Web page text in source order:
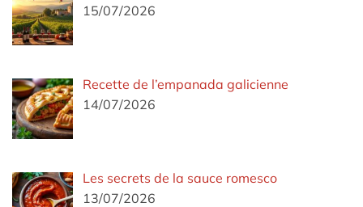
15/07/2026
Recette de l’empanada galicienne
14/07/2026
Les secrets de la sauce romesco
13/07/2026